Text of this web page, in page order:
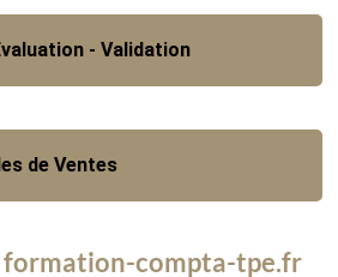
- Validation
de Ventes
formation-compta-tpe.fr